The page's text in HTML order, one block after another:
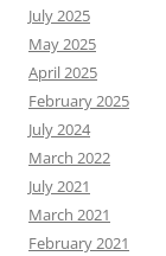
July 2025
May 2025
April 2025
February 2025
July 2024
March 2022
July 2021
March 2021
February 2021